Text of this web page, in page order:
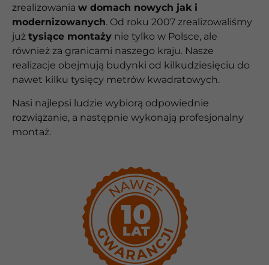
zrealizowania w domach nowych jak i
modernizowanych. Od roku 2007 zrealizowaliśmy
już tysiące montaży nie tylko w Polsce, ale
również za granicami naszego kraju. Nasze
realizacje obejmują budynki od kilkudziesięciu do
nawet kilku tysięcy metrów kwadratowych.
Nasi najlepsi ludzie wybiorą odpowiednie
rozwiązanie, a następnie wykonają profesjonalny
montaż.